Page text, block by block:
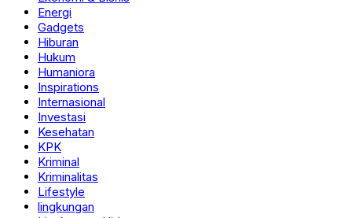
Energi
Gadgets
Hiburan
Hukum
Humaniora
Inspirations
Internasional
Investasi
Kesehatan
KPK
Kriminal
Kriminalitas
Lifestyle
lingkungan